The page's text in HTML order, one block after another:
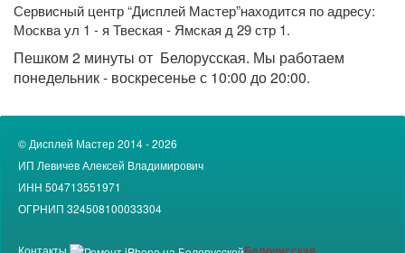
Сервисный центр “Дисплей Мастер”находится по адресу:
Москваул 1 - я Твеская - Ямская д 29 стр 1.
Пешком 2 минуты от Белорусская. Мы работаем
понедельник - воскресеньес 10:00 до 20:00.
© Дисплей Мастер 2014 - 2026
ИП Левичев Алексей Владимирович
ИНН 504713551971
ОГРНИП 324508100033304
Контакты